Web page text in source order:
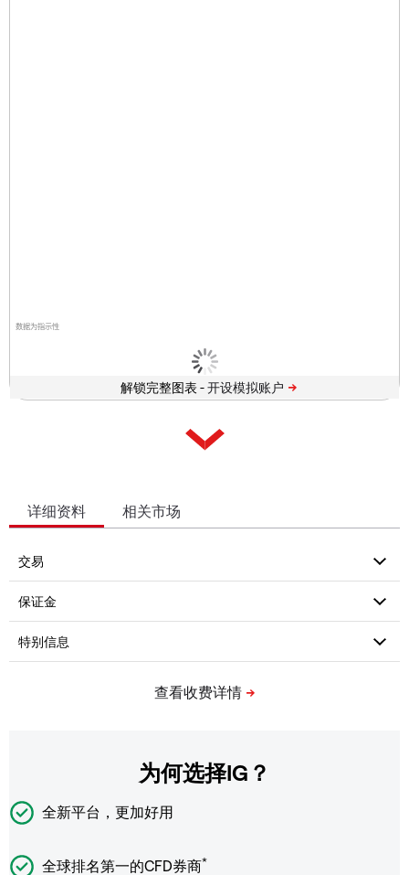
数据为指示性
解锁完整图表 -
详细资料 相关市场
为何选择IG？
全新平台，更加好用
全球排名第一的CFD券商*